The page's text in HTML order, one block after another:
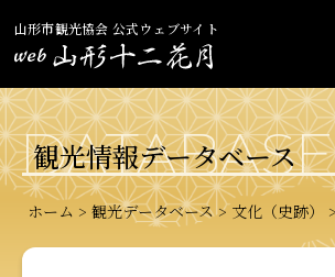
山形市観光協会 公式ウェブサイト
観光情報データベース
DATABASE
ホーム 観光データベース 文化（史跡）